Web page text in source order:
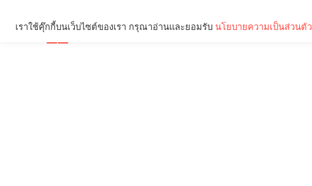
เราใช้คุ๊กกี้บนเว็บไซต์ของเรา กรุณาอ่านและยอมรับ นโยบายความเป็นส่วนตัว